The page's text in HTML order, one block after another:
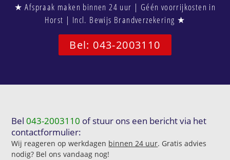
★ Afspraak maken binnen 24 uur | Géén voorrijkosten in
Horst | Incl. Bewijs Brandverzekering ★
Bel: 043-2003110
Bel043-2003110 of stuur ons een bericht via het
contactformulier:
Wij reageren op werkdagen binnen 24 uur. Gratis advies
nodig? Bel ons vandaag nog!